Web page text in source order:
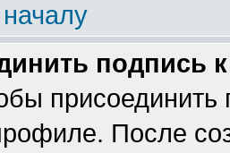
подпись
После